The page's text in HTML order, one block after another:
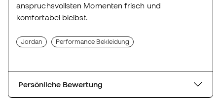
anspruchsvollsten Momenten frisch und
komfortabel bleibst.
Jordan Performance Bekleidung
Persönliche Bewertung